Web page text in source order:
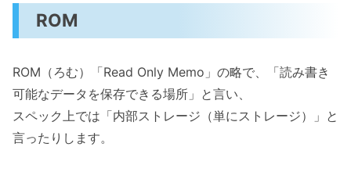
ROM
ROM（ろむ）「Read Only Memo」の略で、「読み書き
可能なデータを保存できる場所」と言い、
スペック上では「内部ストレージ（単にストレージ）」と
言ったりします。